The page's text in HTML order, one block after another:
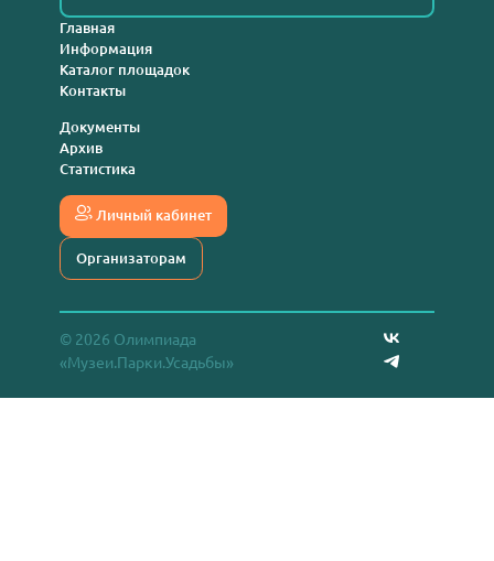
Главная
Информация
Каталог площадок
Контакты
Документы
Архив
Статистика
Личный кабинет
Организаторам
© 2026 Олимпиада
«Музеи.Парки.Усадьбы»